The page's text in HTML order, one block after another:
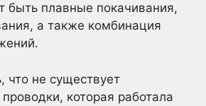
быть плавные покачивания,
а также комбинация
что не существует
которая работала